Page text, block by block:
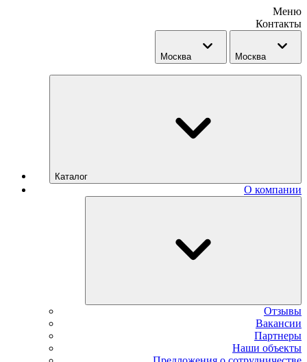
Меню
Контакты
Москва Москва
Каталог
О компании
Отзывы
Вакансии
Партнеры
Наши объекты